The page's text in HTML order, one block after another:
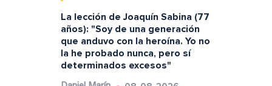
La lección de Joaquín Sabina (77
años): "Soy de una generación
que anduvo con la heroína. Yo no
la he probado nunca, pero sí
determinados excesos"